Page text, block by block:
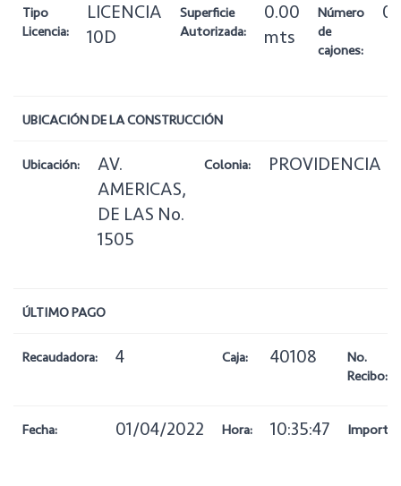
Tipo
Licencia:
LICENCIA
10D
Superficie
Autorizada:
0.00
mts
Número
de
cajones:
0
UBICACIÓN DE LA CONSTRUCCIÓN
Ubicación:
AV.
AMERICAS,
DE LAS No.
1505
Colonia: PROVIDENCIA
ÚLTIMO PAGO
Recaudadora: 4 Caja: 40108
No.
Recibo:
Fecha: 01/04/2022 Hora: 10:35:47 Importe: